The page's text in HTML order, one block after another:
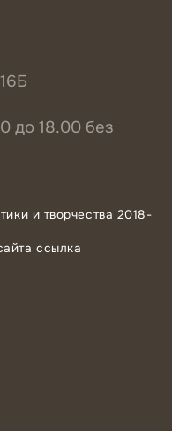
до 18.00 без
и творчества 2018-
ссылка